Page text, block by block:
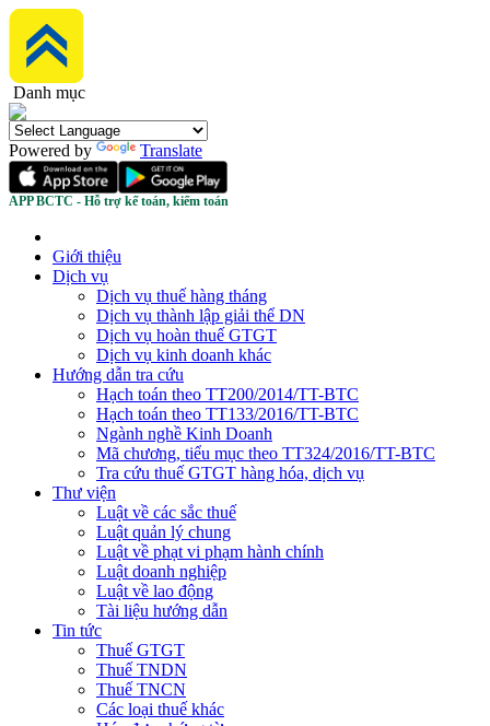
Danh mục
Powered by Translate
APP BCTC - Hỗ trợ kế toán, kiểm toán
Giới thiệu
Dịch vụ
Dịch vụ thuế hàng tháng
Dịch vụ thành lập giải thể DN
Dịch vụ hoàn thuế GTGT
Dịch vụ kinh doanh khác
Hướng dẫn tra cứu
Hạch toán theo TT200/2014/TT-BTC
Hạch toán theo TT133/2016/TT-BTC
Ngành nghề Kinh Doanh
Mã chương, tiểu mục theo TT324/2016/TT-BTC
Tra cứu thuế GTGT hàng hóa, dịch vụ
Thư viện
Luật về các sắc thuế
Luật quản lý chung
Luật về phạt vi phạm hành chính
Luật doanh nghiệp
Luật về lao động
Tài liệu hướng dẫn
Tin tức
Thuế GTGT
Thuế TNDN
Thuế TNCN
Các loại thuế khác